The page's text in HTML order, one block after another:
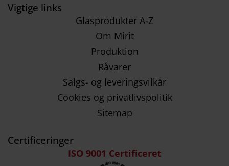
Vigtige links
Glasprodukter A-Z
Om Mirit
Produktion
Råvarer
Salgs- og leveringsvilkår
Cookies og privatlivspolitik
Sitemap
Certificeringer
ISO 9001 Certificeret